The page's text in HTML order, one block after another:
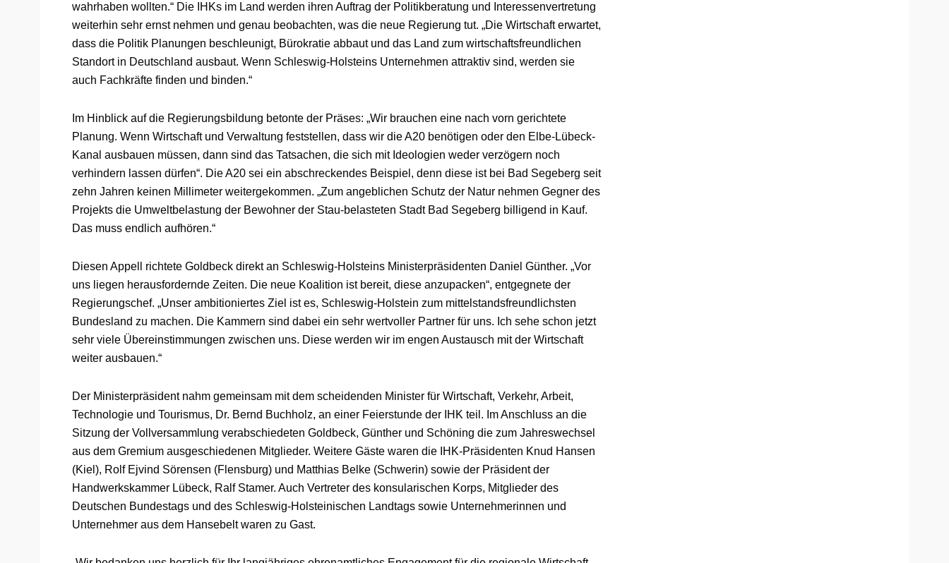
wahrhaben wollten.“ Die IHKs im Land werden ihren Auftrag der Politikberatung und Interessenvertretung
weiterhin sehr ernst nehmen und genau beobachten, was die neue Regierung tut. „Die Wirtschaft erwartet,
dass die Politik Planungen beschleunigt, Bürokratie abbaut und das Land zum wirtschaftsfreundlichen
Standort in Deutschland ausbaut. Wenn Schleswig-Holsteins Unternehmen attraktiv sind, werden sie
auch Fachkräfte finden und binden.“
Im Hinblick auf die Regierungsbildung betonte der Präses: „Wir brauchen eine nach vorn gerichtete
Planung. Wenn Wirtschaft und Verwaltung feststellen, dass wir die A20 benötigen oder den Elbe-Lübeck-
Kanal ausbauen müssen, dann sind das Tatsachen, die sich mit Ideologien weder verzögern noch
verhindern lassen dürfen“. Die A20 sei ein abschreckendes Beispiel, denn diese ist bei Bad Segeberg seit
zehn Jahren keinen Millimeter weitergekommen. „Zum angeblichen Schutz der Natur nehmen Gegner des
Projekts die Umweltbelastung der Bewohner der Stau-belasteten Stadt Bad Segeberg billigend in Kauf.
Das muss endlich aufhören.“
Diesen Appell richtete Goldbeck direkt an Schleswig-Holsteins Ministerpräsidenten Daniel Günther. „Vor
uns liegen herausfordernde Zeiten. Die neue Koalition ist bereit, diese anzupacken“, entgegnete der
Regierungschef. „Unser ambitioniertes Ziel ist es, Schleswig-Holstein zum mittelstandsfreundlichsten
Bundesland zu machen. Die Kammern sind dabei ein sehr wertvoller Partner für uns. Ich sehe schon jetzt
sehr viele Übereinstimmungen zwischen uns. Diese werden wir im engen Austausch mit der Wirtschaft
weiter ausbauen.“
Der Ministerpräsident nahm gemeinsam mit dem scheidenden Minister für Wirtschaft, Verkehr, Arbeit,
Technologie und Tourismus, Dr. Bernd Buchholz, an einer Feierstunde der IHK teil. Im Anschluss an die
Sitzung der Vollversammlung verabschiedeten Goldbeck, Günther und Schöning die zum Jahreswechsel
aus dem Gremium ausgeschiedenen Mitglieder. Weitere Gäste waren die IHK-Präsidenten Knud Hansen
(Kiel), Rolf Ejvind Sörensen (Flensburg) und Matthias Belke (Schwerin) sowie der Präsident der
Handwerkskammer Lübeck, Ralf Stamer. Auch Vertreter des konsularischen Korps, Mitglieder des
Deutschen Bundestags und des Schleswig-Holsteinischen Landtags sowie Unternehmerinnen und
Unternehmer aus dem Hansebelt waren zu Gast.